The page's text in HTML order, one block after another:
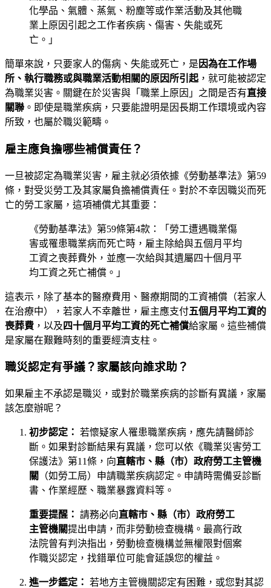
化學品、氣體、蒸氣、粉塵等或作業活動及其他職
業上原因引起之工作者疾病、傷害、失能或死
亡。」
簡單來說，只要家人的傷病、失能或死亡，是 因為在工作場
所、執行職務或與職業活動相關的原因所引起 ，就可能被認定
為職業災害。關鍵在於災害與「職業上原因」之間是否有直接
關聯 。即使是職業疾病，只要能證明是因長期工作環境或內容
所致，也屬於職災範疇。
雇主應負擔哪些補償責任？
一旦被認定為職業災害，雇主就必須依據《勞動基準法》第59
條，對受災勞工及其家屬負擔補償責任。對於不幸因職災而死
亡的勞工家屬，這項補償尤其重要：
《勞動基準法》第59條第4款：「勞工遭遇職業傷
害或罹患職業病而死亡時，雇主除給與五個月平均
工資之喪葬費外，並應一次給與其遺屬四十個月平
均工資之死亡補償。」
這表示，除了基本的醫療費用、醫療期間的工資補償（若家人
在治療中），若家人不幸離世，雇主應支付五個月平均工資的
喪葬費 ，以及 四十個月平均工資的死亡補償給家屬。這些補償
是家屬在艱難時刻的重要經濟支柱。
職災認定有爭議？家屬該向誰求助？
如果雇主不承認是職災，或對於職業疾病的診斷有異議，家屬
該怎麼辦呢？
初步認定： 若懷疑家人罹患職業疾病，應先請醫師診
斷。如果對診斷結果有異議，您可以依《職業災害勞工
保護法》第11條，向直轄市、縣（市）政府勞工主管機
關
（如勞工局）申請職業疾病認定。申請時需備妥診斷
書、作業經歷、職業暴露資料等。
重要提醒： 請務必向直轄市、縣（市）政府勞工
主管機關提出申請，而非勞動檢查機構。最高行政
法院曾有判決指出，勞動檢查機構並無權限對個案
作職災認定，找錯單位可能會延誤您的權益。
進一步鑑定： 若地方主管機關認定有困難，或您對其認